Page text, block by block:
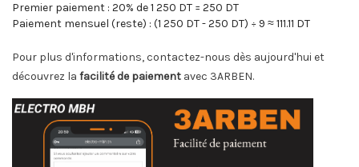
Premier paiement : 20% de 1 250 DT = 250 DT
Paiement mensuel (reste) : (1 250 DT - 250 DT) ÷ 9 ≈ 111.11 DT
Pour plus d'informations, contactez-nous dès aujourd'hui et
découvrez la facilité de paiement avec 3ARBEN.